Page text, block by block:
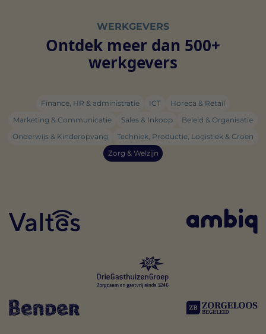
WERKGEVERS
Ontdek meer dan 500+
werkgevers
Finance, HR & administratie ICT
Horeca & Retail
Marketing & Communicatie
Sales & Inkoop
Beleid & Organisatie
Onderwijs & Kinderopvang
Techniek, Productie, Logistiek & Groen
Zorg & Welzijn